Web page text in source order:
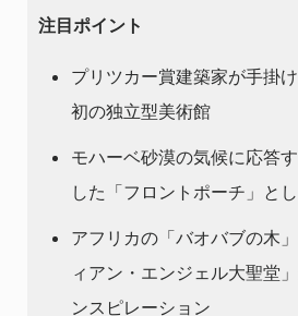
注目ポイント
プリツカー賞建築家が手掛
初の独立型美術館
モハーベ砂漠の気候に応答
した「フロントポーチ」と
アフリカの「バオバブの木
ィアン・エンジェル大聖堂
ンスピレーション